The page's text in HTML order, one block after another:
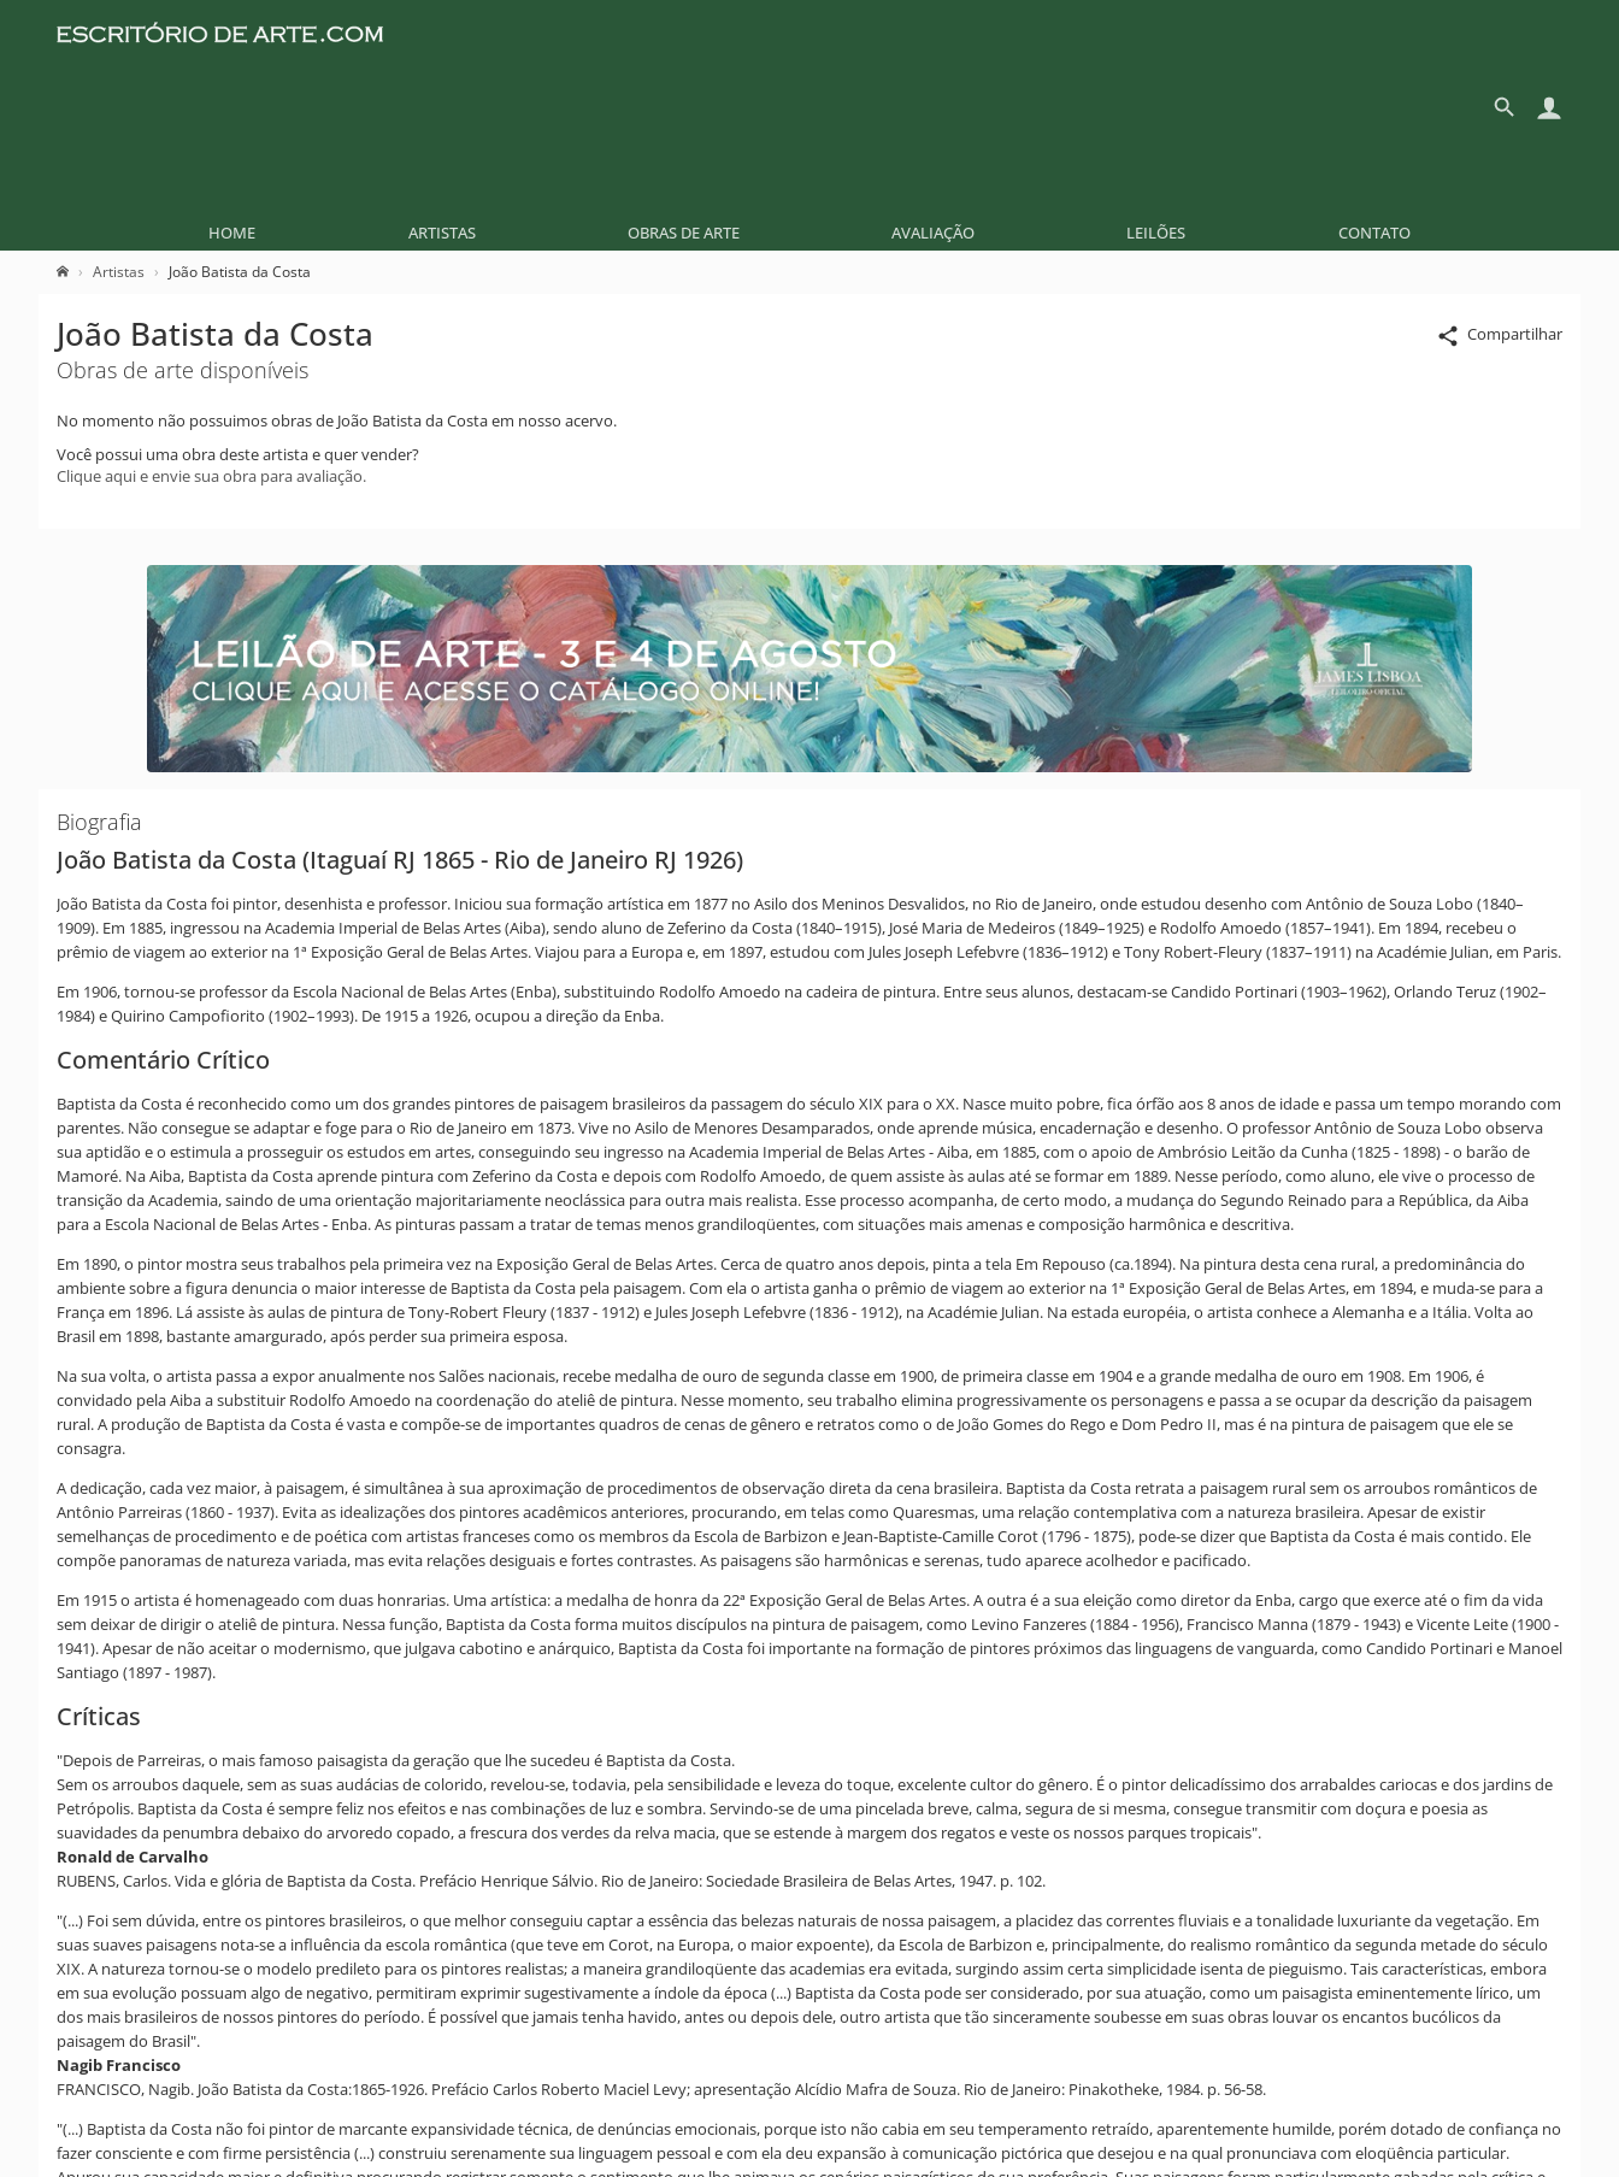
HOME ARTISTAS OBRAS DE ARTE AVALIAÇÃO LEILÕES CONTATO
Artistas João Batista da Costa
Compartilhar
João Batista da Costa
Obras de arte disponíveis
No momento não possuimos obras de João Batista da Costa em nosso acervo.
Você possui uma obra deste artista e quer vender?
Clique aqui e envie sua obra para avaliação.
Biografia
João Batista da Costa (Itaguaí RJ 1865 - Rio de Janeiro RJ 1926)
João Batista da Costa foi pintor, desenhista e professor. Iniciou sua formação artística em 1877 no Asilo dos Meninos Desvalidos, no Rio de Janeiro, onde estudou desenho com Antônio de Souza Lobo (1840–
1909). Em 1885, ingressou na Academia Imperial de Belas Artes (Aiba), sendo aluno de Zeferino da Costa (1840–1915), José Maria de Medeiros (1849–1925) e Rodolfo Amoedo (1857–1941). Em 1894, recebeu o
prêmio de viagem ao exterior na 1ª Exposição Geral de Belas Artes. Viajou para a Europa e, em 1897, estudou com Jules Joseph Lefebvre (1836–1912) e Tony Robert-Fleury (1837–1911) na Académie Julian, em Paris.
Em 1906, tornou-se professor da Escola Nacional de Belas Artes (Enba), substituindo Rodolfo Amoedo na cadeira de pintura. Entre seus alunos, destacam-se Candido Portinari (1903–1962), Orlando Teruz (1902–
1984) e Quirino Campofiorito (1902–1993). De 1915 a 1926, ocupou a direção da Enba.
Comentário Crítico
Baptista da Costa é reconhecido como um dos grandes pintores de paisagem brasileiros da passagem do século XIX para o XX. Nasce muito pobre, fica órfão aos 8 anos de idade e passa um tempo morando com
parentes. Não consegue se adaptar e foge para o Rio de Janeiro em 1873. Vive no Asilo de Menores Desamparados, onde aprende música, encadernação e desenho. O professor Antônio de Souza Lobo observa
sua aptidão e o estimula a prosseguir os estudos em artes, conseguindo seu ingresso na Academia Imperial de Belas Artes - Aiba, em 1885, com o apoio de Ambrósio Leitão da Cunha (1825 - 1898) - o barão de
Mamoré. Na Aiba, Baptista da Costa aprende pintura com Zeferino da Costa e depois com Rodolfo Amoedo, de quem assiste às aulas até se formar em 1889. Nesse período, como aluno, ele vive o processo de
transição da Academia, saindo de uma orientação majoritariamente neoclássica para outra mais realista. Esse processo acompanha, de certo modo, a mudança do Segundo Reinado para a República, da Aiba
para a Escola Nacional de Belas Artes - Enba. As pinturas passam a tratar de temas menos grandiloqüentes, com situações mais amenas e composição harmônica e descritiva.
Em 1890, o pintor mostra seus trabalhos pela primeira vez na Exposição Geral de Belas Artes. Cerca de quatro anos depois, pinta a tela Em Repouso (ca.1894). Na pintura desta cena rural, a predominância do
ambiente sobre a figura denuncia o maior interesse de Baptista da Costa pela paisagem. Com ela o artista ganha o prêmio de viagem ao exterior na 1ª Exposição Geral de Belas Artes, em 1894, e muda-se para a
França em 1896. Lá assiste às aulas de pintura de Tony-Robert Fleury (1837 - 1912) e Jules Joseph Lefebvre (1836 - 1912), na Académie Julian. Na estada européia, o artista conhece a Alemanha e a Itália. Volta ao
Brasil em 1898, bastante amargurado, após perder sua primeira esposa.
Na sua volta, o artista passa a expor anualmente nos Salões nacionais, recebe medalha de ouro de segunda classe em 1900, de primeira classe em 1904 e a grande medalha de ouro em 1908. Em 1906, é
convidado pela Aiba a substituir Rodolfo Amoedo na coordenação do ateliê de pintura. Nesse momento, seu trabalho elimina progressivamente os personagens e passa a se ocupar da descrição da paisagem
rural. A produção de Baptista da Costa é vasta e compõe-se de importantes quadros de cenas de gênero e retratos como o de João Gomes do Rego e Dom Pedro II, mas é na pintura de paisagem que ele se
consagra.
A dedicação, cada vez maior, à paisagem, é simultânea à sua aproximação de procedimentos de observação direta da cena brasileira. Baptista da Costa retrata a paisagem rural sem os arroubos românticos de
Antônio Parreiras (1860 - 1937). Evita as idealizações dos pintores acadêmicos anteriores, procurando, em telas como Quaresmas, uma relação contemplativa com a natureza brasileira. Apesar de existir
semelhanças de procedimento e de poética com artistas franceses como os membros da Escola de Barbizon e Jean-Baptiste-Camille Corot (1796 - 1875), pode-se dizer que Baptista da Costa é mais contido. Ele
compõe panoramas de natureza variada, mas evita relações desiguais e fortes contrastes. As paisagens são harmônicas e serenas, tudo aparece acolhedor e pacificado.
Em 1915 o artista é homenageado com duas honrarias. Uma artística: a medalha de honra da 22ª Exposição Geral de Belas Artes. A outra é a sua eleição como diretor da Enba, cargo que exerce até o fim da vida
sem deixar de dirigir o ateliê de pintura. Nessa função, Baptista da Costa forma muitos discípulos na pintura de paisagem, como Levino Fanzeres (1884 - 1956), Francisco Manna (1879 - 1943) e Vicente Leite (1900 -
1941). Apesar de não aceitar o modernismo, que julgava cabotino e anárquico, Baptista da Costa foi importante na formação de pintores próximos das linguagens de vanguarda, como Candido Portinari e Manoel
Santiago (1897 - 1987).
Críticas
"Depois de Parreiras, o mais famoso paisagista da geração que lhe sucedeu é Baptista da Costa.
Sem os arroubos daquele, sem as suas audácias de colorido, revelou-se, todavia, pela sensibilidade e leveza do toque, excelente cultor do gênero. É o pintor delicadíssimo dos arrabaldes cariocas e dos jardins de
Petrópolis. Baptista da Costa é sempre feliz nos efeitos e nas combinações de luz e sombra. Servindo-se de uma pincelada breve, calma, segura de si mesma, consegue transmitir com doçura e poesia as
suavidades da penumbra debaixo do arvoredo copado, a frescura dos verdes da relva macia, que se estende à margem dos regatos e veste os nossos parques tropicais".
Ronald de Carvalho
RUBENS, Carlos. Vida e glória de Baptista da Costa. Prefácio Henrique Sálvio. Rio de Janeiro: Sociedade Brasileira de Belas Artes, 1947. p. 102.
"(...) Foi sem dúvida, entre os pintores brasileiros, o que melhor conseguiu captar a essência das belezas naturais de nossa paisagem, a placidez das correntes fluviais e a tonalidade luxuriante da vegetação. Em
suas suaves paisagens nota-se a influência da escola romântica (que teve em Corot, na Europa, o maior expoente), da Escola de Barbizon e, principalmente, do realismo romântico da segunda metade do século
XIX. A natureza tornou-se o modelo predileto para os pintores realistas; a maneira grandiloqüente das academias era evitada, surgindo assim certa simplicidade isenta de pieguismo. Tais características, embora
em sua evolução possuam algo de negativo, permitiram exprimir sugestivamente a índole da época (...) Baptista da Costa pode ser considerado, por sua atuação, como um paisagista eminentemente lírico, um
dos mais brasileiros de nossos pintores do período. É possível que jamais tenha havido, antes ou depois dele, outro artista que tão sinceramente soubesse em suas obras louvar os encantos bucólicos da
paisagem do Brasil".
Nagib Francisco
FRANCISCO, Nagib. João Batista da Costa:1865-1926. Prefácio Carlos Roberto Maciel Levy; apresentação Alcídio Mafra de Souza. Rio de Janeiro: Pinakotheke, 1984. p. 56-58.
"(...) Baptista da Costa não foi pintor de marcante expansividade técnica, de denúncias emocionais, porque isto não cabia em seu temperamento retraído, aparentemente humilde, porém dotado de confiança no
fazer consciente e com firme persistência (...) construiu serenamente sua linguagem pessoal e com ela deu expansão à comunicação pictórica que desejou e na qual pronunciava com eloqüência particular.